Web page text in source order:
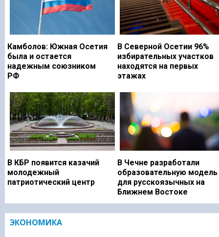
Камболов: Южная Осетия
была и остается
надежным союзником
РФ
В Северной Осетии 96%
избирательных участков
находятся на первых
этажах
В КБР появится казачий
молодежный
патриотический центр
В Чечне разработали
образовательную модель
для русскоязычных на
Ближнем Востоке
ЭКОНОМИКА